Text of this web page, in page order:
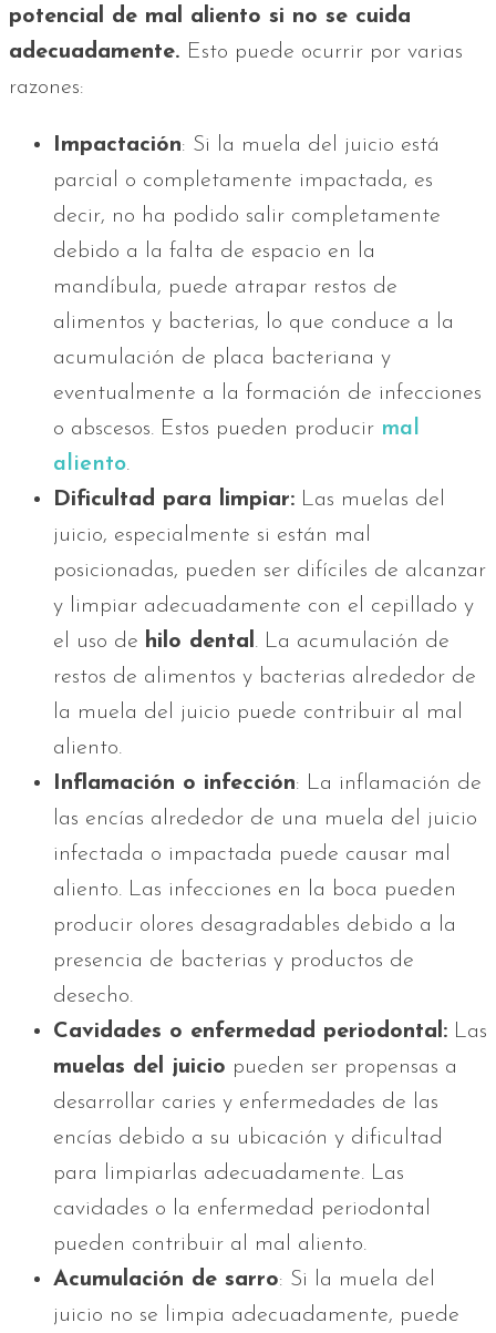
potencial de mal aliento si no se cuida
adecuadamente. Esto puede ocurrir por varias
razones:
Impactación: Si la muela del juicio está
parcial o completamente impactada, es
decir, no ha podido salir completamente
debido a la falta de espacio en la
mandíbula, puede atrapar restos de
alimentos y bacterias, lo que conduce a la
acumulación de placa bacteriana y
eventualmente a la formación de infecciones
o abscesos. Estos pueden producir mal
aliento.
Dificultad para limpiar: Las muelas del
juicio, especialmente si están mal
posicionadas, pueden ser difíciles de alcanzar
y limpiar adecuadamente con el cepillado y
el uso de hilo dental . La acumulación de
restos de alimentos y bacterias alrededor de
la muela del juicio puede contribuir al mal
aliento.
Inflamación o infección: La inflamación de
las encías alrededor de una muela del juicio
infectada o impactada puede causar mal
aliento. Las infecciones en la boca pueden
producir olores desagradables debido a la
presencia de bacterias y productos de
desecho.
Cavidades o enfermedad periodontal: Las
muelas del juicio pueden ser propensas a
desarrollar caries y enfermedades de las
encías debido a su ubicación y dificultad
para limpiarlas adecuadamente. Las
cavidades o la enfermedad periodontal
pueden contribuir al mal aliento.
Acumulación de sarro: Si la muela del
juicio no se limpia adecuadamente, puede